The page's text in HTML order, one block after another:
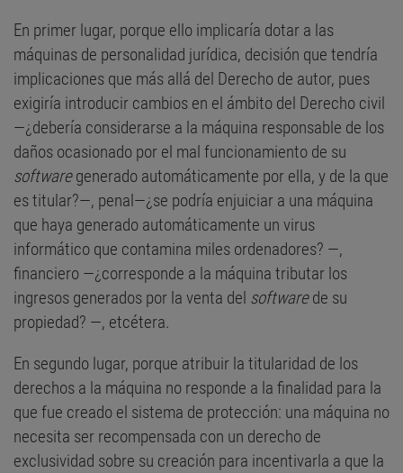
En primer lugar, porque ello implicaría dotar a las
máquinas de personalidad jurídica, decisión que tendría
implicaciones que más allá del Derecho de autor, pues
exigiría introducir cambios en el ámbito del Derecho civil
—¿debería considerarse a la máquina responsable de los
daños ocasionado por el mal funcionamiento de su
softwaregenerado automáticamente por ella, y de la que
es titular?—, penal—¿se podría enjuiciar a una máquina
que haya generado automáticamente un virus
informático que contamina miles ordenadores? —,
financiero —¿corresponde a la máquina tributar los
ingresos generados por la venta del softwarede su
propiedad? —, etcétera.
En segundo lugar, porque atribuir la titularidad de los
derechos a la máquina no responde a la finalidad para la
que fue creado el sistema de protección: una máquina no
necesita ser recompensada con un derecho de
exclusividad sobre su creación para incentivarla a que la